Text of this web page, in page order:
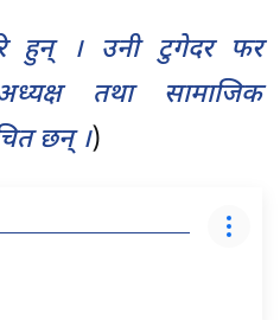
हुन् । उनी टुगेदर फर
तथा सामाजिक
छन् ।)